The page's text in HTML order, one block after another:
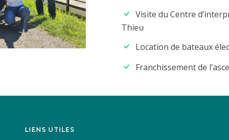
Visite du Centre
Thieu
Location de bateaux
Franchissement de
LIENS UTILES